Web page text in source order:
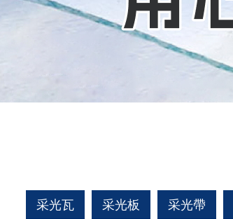
采光瓦 采光板 采光帶